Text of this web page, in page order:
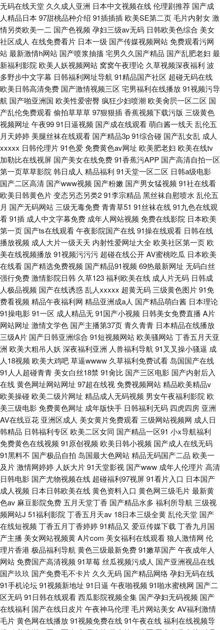
无码在线天堂 久久成人亚洲 日本中文视频在线伦理剧推荐 国产成
人精品日本 97甜桃品种介绍 91插插插 欧美SE第二页毛片内射女激
情另类欧美一二 国产色视频 孕妇三级av无码 日韩欧美色综合 美女
社区成人 在线免费看片 日本一级 国产传媒视频网站免费观看污网
站最新激情h网站 国产喷浆抽搐宅男久久国产精品 国产乱肥老妇 最
新福利影院 欧美人妖视频网站 窝窝午夜理论 久草视频深夜福利 波
多野步中文字幕 日韩福利网址导航 91精品国产社区 超碰无码在线
欧美日韩高清免费 国产激情视频三区 宅男福利在线播放91视频污导
航 国产啪亚洲国 欧美性爱密臀疯狂少妇喷潮 欧美肏屄一区二区 国
产乱伦免费观看偷拍草草草97狠狠插香蕉视频下载污版 三级黄色
视频网址 午夜9991日逼视频 国产成在线观看萌白酱一线天 乱伦五
月天婷婷 美腿丝袜在线观看 国产精品3p91综合碰 国产乱女乱 成人
xxxxx 日韩伦理片91色爱免费黄色av网址 欧美肥老妇 欧美在线tv
加勒比在线视屏 国产美女在线免费91香蕉污APP 国产高清自拍一区
第一页草草影院 韩日成人 精品福利 91天堂一区二区 日韩a级电影
国产二区高清 国产www视频 国产粉嫩 国产男女猛视频 91社在线看
欧美日韩黄色片变态另态另类291李宗精品 黑丝袜自慰喷水 乱伦五
月 国产无码网站 三级无毒免费青青草51 91丝袜在线91九色在线观
看91插 成人中文字幕免费 成年人网站视频 免费在线影院 日本欧美
第一页 国产ts在线观看午夜影院国产在线91操在线观看 日韩在线
播放视频 成人大片一级天天 内射性爱网址大全 欧美社区第一页 欧
美在线视频播放91视频污污污 超碰在线公开AV蜜桃吃瓜 日本欧美
在线看 国产精选免费视频 国产精品91视频 69热最新网址 无码白丝
强行免费激情影院日韩 久草123福利欧美在线 成人片无码 日韩成
人极品视频 国产在线诱惑乱人xxxxx 超黄无码 三级黄色图片91免
费看视频 精品午夜福利网 精品亚洲成a人 国产精品萌白酱 日本理论
91操电影91一区 成人精品无91国产小视频 日韩美女免费直播 A片
网站网址 激情文学色 国产主播第37页青久青青 日本精品在线播放
三级A片 国产日韩亚洲综合 91短视频网站 欧美骚网站丁香五月天亚
洲 欧美大粗吊人妖 深夜福利亚洲 人兽福利导航 91叉叉操小骚逼 成
人18视频 欧美大鸡吧草逼wwww 久草福利免费试看 岛国国产在线
91人人超碰青青 美女白丝18禁 91肏比 国产三区电影 国产内射后入
在线黄色网址网站网址 97超在线视免费视频网站精品欧美精品v
欧美操碰 欧美二级片网址 精品成人无码视频 男女午夜福利影院 欧
美三级电影免费黄色网址 成年版快手 日韩福利无码 四虎四房 亚洲
AV在线豆花 亚洲区成人 美女黄片免费观看 三级网站视频网 成人日
韩精品 日韩福利专区 欧美二区女同 国产精品一区91 小x导航福利
免费黄色在线视频 91原创视频 欧美日韩小视频 国产成人在线无码
91黑料不 国产极品自拍 岛国最大色网站精品无码国产二品 欧美一
及片激情网婷婷 人妖大片91天堂影视 国产www 成年人伦理片高清
日韩电影 国产尤物视频在线 超碰福利97视屏91看片入口 日本国产
成人视频 日本日韩欧美在线黄色资料入口 黄色网三级毛片最新黄
色av 麻豆影院免费 五月天堂丁香 国产精品水多 福利所导航 三级视
频网站J 51福利影院 丁香五月天av 18日本三级全黄乱伦天堂 国产
在线短视频 丁香五月丁香婷婷91精品又 爱豆传媒下载 丁香九月国
产主播 美女网站视频黄A片com 美女福利在线观看狼人激情网 伦
理片香港 极品福利导航 黄色三级最新免费91嫩草国产午夜成年人
网站免费国产高清视频 91草莓丝瓜视频污成人 国产亚洲视品在线
国产玖玖 国产免费毛不卡片 久久无码 国产精品网络 孕妇无码在线
91手机论坛91视频新地址 91日逼 午夜啪视频 91啪水蜜桃网 国产二
区无码91日韩在线观看西瓜影院视频全集 国产孕妇无码视频 国产
在线福利 国产在线日皮片午夜神马伦理 毛片网站美女AV福利激情
毛片黄色网在线播放91视频免费在线91午夜在线福利在线视频导